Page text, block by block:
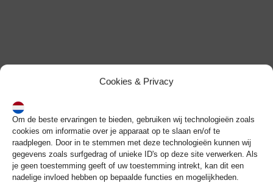
Cookies & Privacy
Om de beste ervaringen te bieden, gebruiken wij technologieën zoals
cookies om informatie over je apparaat op te slaan en/of te
raadplegen. Door in te stemmen met deze technologieën kunnen wij
gegevens zoals surfgedrag of unieke ID's op deze site verwerken. Als
je geen toestemming geeft of uw toestemming intrekt, kan dit een
nadelige invloed hebben op bepaalde functies en mogelijkheden.